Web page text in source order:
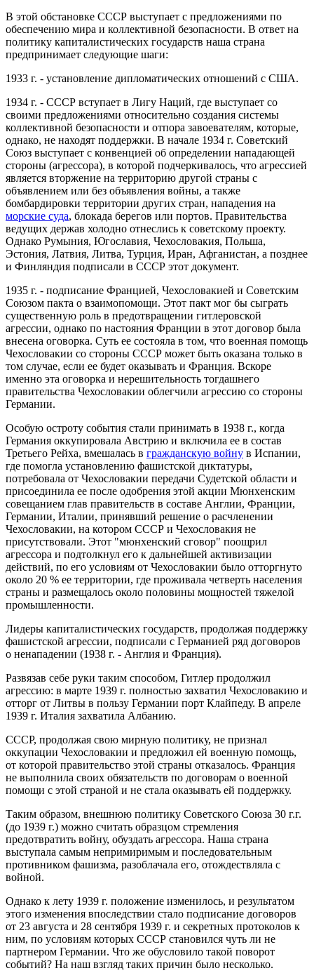
В этой обстановке СССР выступает с предложениями по
обеспечению мира и коллективной безопасности. В ответ на
политику капиталистических государств наша страна
предпринимает следующие шаги:
1933 г. - установление дипломатических отношений с США.
1934 г. - СССР вступает в Лигу Наций, где выступает со
своими предложениями относительно создания системы
коллективной безопасности и отпора завоевателям, которые,
однако, не находят поддержки. В начале 1934 г. Советский
Союз выступает с конвенцией об определении нападающей
стороны (агрессора), в которой подчеркивалось, что агрессией
является вторжение на территорию другой страны с
объявлением или без объявления войны, а также
бомбардировки территории других стран, нападения на
морские суда, блокада берегов или портов. Правительства
ведущих держав холодно отнеслись к советскому проекту.
Однако Румыния, Югославия, Чехословакия, Польша,
Эстония, Латвия, Литва, Турция, Иран, Афганистан, а позднее
и Финляндия подписали в СССР этот документ.
1935 г. - подписание Францией, Чехословакией и Советским
Союзом пакта о взаимопомощи. Этот пакт мог бы сыграть
существенную роль в предотвращении гитлеровской
агрессии, однако по настояния Франции в этот договор была
внесена оговорка. Суть ее состояла в том, что военная помощь
Чехословакии со стороны СССР может быть оказана только в
том случае, если ее будет оказывать и Франция. Вскоре
именно эта оговорка и нерешительность тогдашнего
правительства Чехословакии облегчили агрессию со стороны
Германии.
Особую остроту события стали принимать в 1938 г., когда
Германия оккупировала Австрию и включила ее в состав
Третьего Рейха, вмешалась в гражданскую войну в Испании,
где помогла установлению фашистской диктатуры,
потребовала от Чехословакии передачи Судетской области и
присоединила ее после одобрения этой акции Мюнхенским
совещанием глав правительств в составе Англии, Франции,
Германии, Италии, принявший решение о расчленении
Чехословакии, на котором СССР и Чехословакия не
присутствовали. Этот "мюнхенский сговор" поощрил
агрессора и подтолкнул его к дальнейшей активизации
действий, по его условиям от Чехословакии было отторгнуто
около 20 % ее территории, где проживала четверть населения
страны и размещалось около половины мощностей тяжелой
промышленности.
Лидеры капиталистических государств, продолжая поддержку
фашистской агрессии, подписали с Германией ряд договоров
о ненападении (1938 г. - Англия и Франция).
Развязав себе руки таким способом, Гитлер продолжил
агрессию: в марте 1939 г. полностью захватил Чехословакию и
отторг от Литвы в пользу Германии порт Клайпеду. В апреле
1939 г. Италия захватила Албанию.
СССР, продолжая свою мирную политику, не признал
оккупации Чехословакии и предложил ей военную помощь,
от которой правительство этой страны отказалось. Франция
не выполнила своих обязательств по договорам о военной
помощи с этой страной и не стала оказывать ей поддержку.
Таким образом, внешнюю политику Советского Союза 30 г.г.
(до 1939 г.) можно считать образцом стремления
предотвратить войну, обуздать агрессора. Наша страна
выступала самым непримиримым и последовательным
противником фашизма, разоблачала его, отождествляла с
войной.
Однако к лету 1939 г. положение изменилось, и результатом
этого изменения впоследствии стало подписание договоров
от 23 августа и 28 сентября 1939 г. и секретных протоколов к
ним, по условиям которых СССР становился чуть ли не
партнером Германии. Что же обусловило такой поворот
событий? На наш взгляд таких причин было несколько.